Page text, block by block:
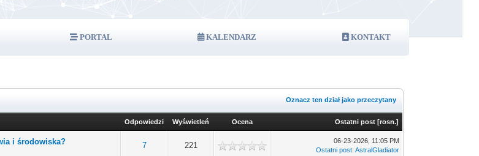
PORTAL KALENDARZ KONTAKT
Oznacz ten dział jako przeczytany
Odpowiedzi Wyświetleń Ocena Ostatni post [rosn.]
i środowiska? 7 221
06-23-2026, 11:05 PM
Ostatni post: AstralGladiator